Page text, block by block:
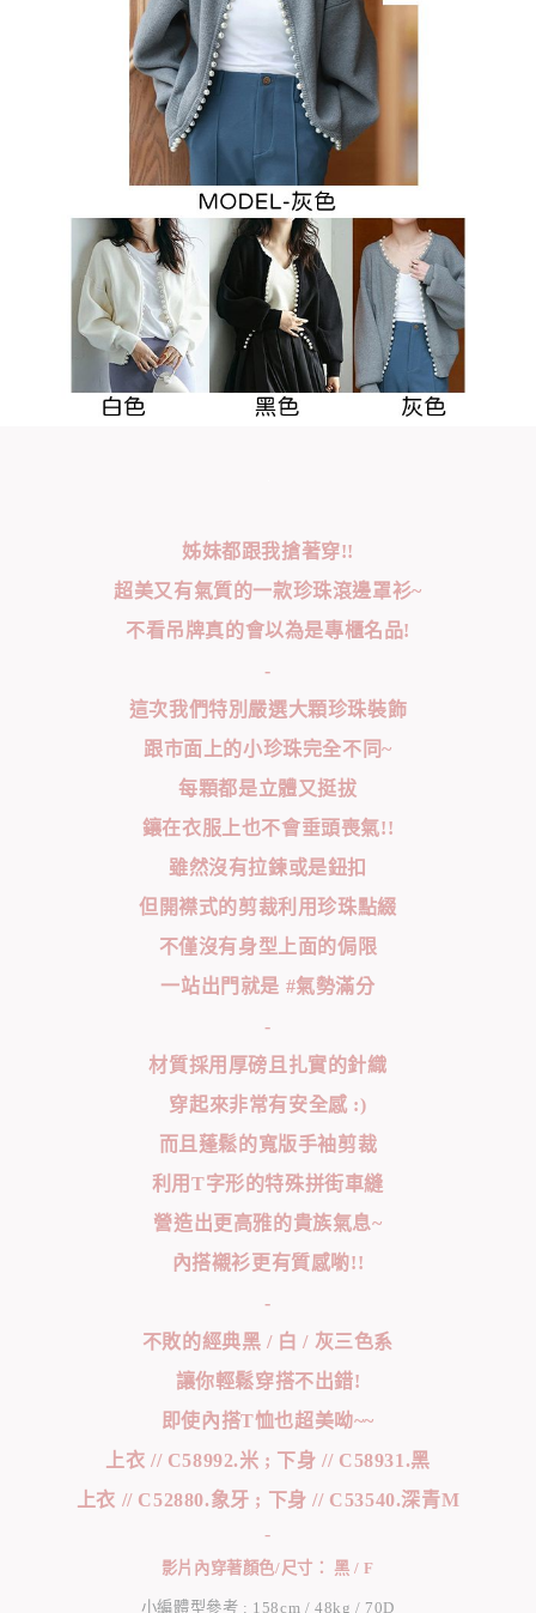
姊妹都跟我搶著穿!!
超美又有氣質的一款珍珠滾邊罩衫~
不看吊牌真的會以為是專櫃名品!
-
這次我們特別嚴選大顆珍珠裝飾
跟市面上的小珍珠完全不同~
每顆都是立體又挺拔
鑲在衣服上也不會垂頭喪氣!!
雖然沒有拉鍊或是鈕扣
但開襟式的剪裁利用珍珠點綴
不僅沒有身型上面的侷限
一站出門就是 #氣勢滿分
-
材質採用厚磅且扎實的針織
穿起來非常有安全感 :)
而且蓬鬆的寬版手袖剪裁
利用T字形的特殊拼街車縫
營造出更高雅的貴族氣息~
內搭襯衫更有質感喲!!
-
不敗的經典黑 / 白 / 灰三色系
讓你輕鬆穿搭不出錯!
即使內搭T恤也超美呦~~
上衣 // C58992.米 ; 下身 // C58931.黑
上衣 // C52880.象牙 ; 下身 // C53540.深青M
-
影片內穿著顏色/尺寸： 黑 / F
小編體型參考 : 158cm / 48kg / 70D